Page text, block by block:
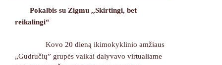
Pokalbis su Zigmu ,,Skirtingi, bet
reikalingi“
Kovo 20 dieną ikimokyklinio amžiaus
„Gudručių” grupės vaikai dalyvavo virtualiame